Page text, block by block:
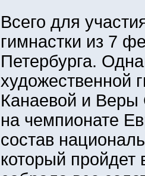
Всего для
гимнастки из 7
Петербурга.
художественной
Канаевой и Веры
на чемпионате
состав
который пройдет